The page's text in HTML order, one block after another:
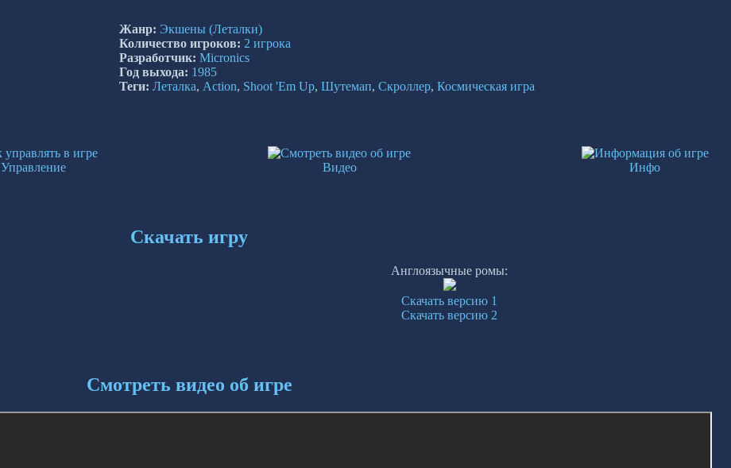
Жанр: Экшены (Леталки)
Количество игроков: 2 игрока
Разработчик: Micronics
Год выхода: 1985
Теги: Леталка, Action, Shoot 'Em Up, Шутемап, Скроллер, Космическая игра
Управление Видео Инфо
Скачать игру
Англоязычные ромы:
Скачать версию 1
Скачать версию 2
Смотреть видео об игре